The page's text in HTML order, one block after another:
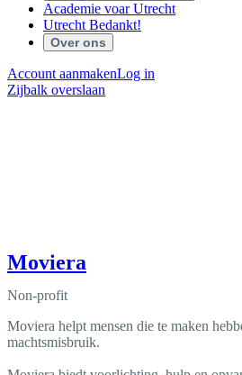
Academie voar Utrecht
Utrecht Bedankt!
Over ons
Account aanmakenLog in
Zijbalk overslaan
Moviera
Non-profit
Moviera helpt mensen die te maken
machtsmisbruik.